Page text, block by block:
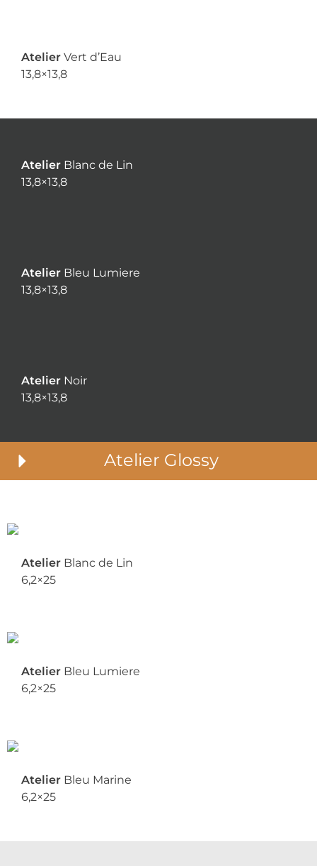
Atelier Vert d’Eau
13,8×13,8
Atelier Blanc de Lin
13,8×13,8
Atelier Bleu Lumiere
13,8×13,8
Atelier Noir
13,8×13,8
Atelier Glossy
Atelier Blanc de Lin
6,2×25
Atelier Bleu Lumiere
6,2×25
Atelier Bleu Marine
6,2×25